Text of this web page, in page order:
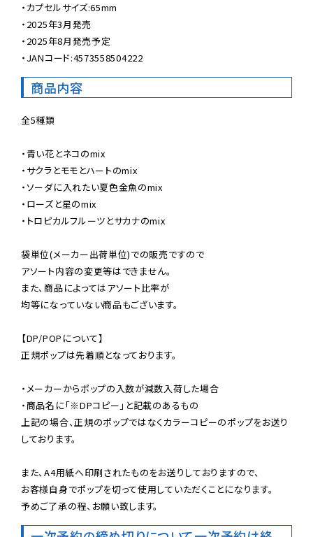
・カプセルサイズ:65mm
・2025年3月発売
・2025年8月発売予定
・JANコード:4573558504222
商品内容
全5種類
・青い花とネコのmix
・サクラとモモとハートのmix
・ソーダに入れたい夏色金魚のmix
・ローズと星のmix
・トロピカルフルーツとサカナのmix
袋単位(メーカー出荷単位)での販売ですので
アソート内容の変更等はできません。
また、商品によってはアソート比率が
均等になっていない商品もございます。
【DP/POPについて】
正規ポップは先着順となっております。
・メーカーからポップの入数が減数入荷した場合
・商品名に「※DPコピー」と記載のあるもの
上記の場合、正規のポップではなくカラーコピーのポップをお送り
しております。
また、A4用紙へ印刷されたものをお送りしておりますので、
お客様自身でポップを切って使用していただくことになります。
予めご了承の程、お願い致します。